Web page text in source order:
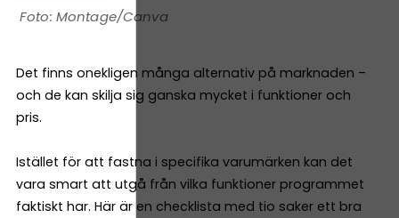
Montage/Canva
Det finns onekligen många alternativ på marknaden –
och de kan skilja sig ganska mycket i funktioner och
pris.
Istället för att fastna i specifika varumärken kan det
vara smart att utgå från vilka funktioner programmet
faktiskt har. Här är en checklista med tio saker ett bra